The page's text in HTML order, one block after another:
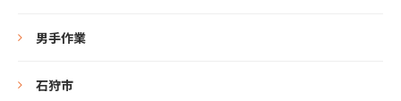
男手作業
石狩市